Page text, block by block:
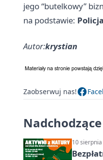
jego “butelkowy”
na podstawie:
Autor:krystian
Zaobserwuj nas!
10